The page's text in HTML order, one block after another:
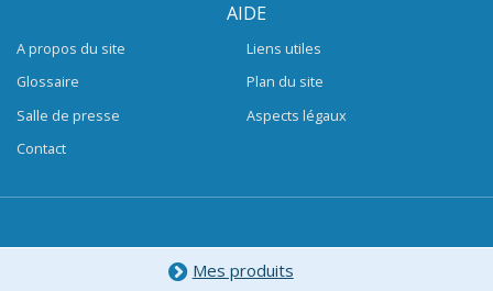
AIDE
A propos du site
Glossaire
Salle de presse
Contact
Liens utiles
Plan du site
Aspects légaux
Mes produits